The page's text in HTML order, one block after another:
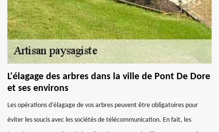
L'élagage des arbres dans la ville de Pont De Dore
et ses environs
Les opérations d'élagage de vos arbres peuvent être obligatoires pour
éviter les soucis avec les sociétés de télécommunication. En fait, les